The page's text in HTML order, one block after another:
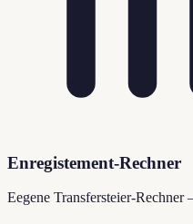
Enregistement-Rechner
Eegene Transfersteier-